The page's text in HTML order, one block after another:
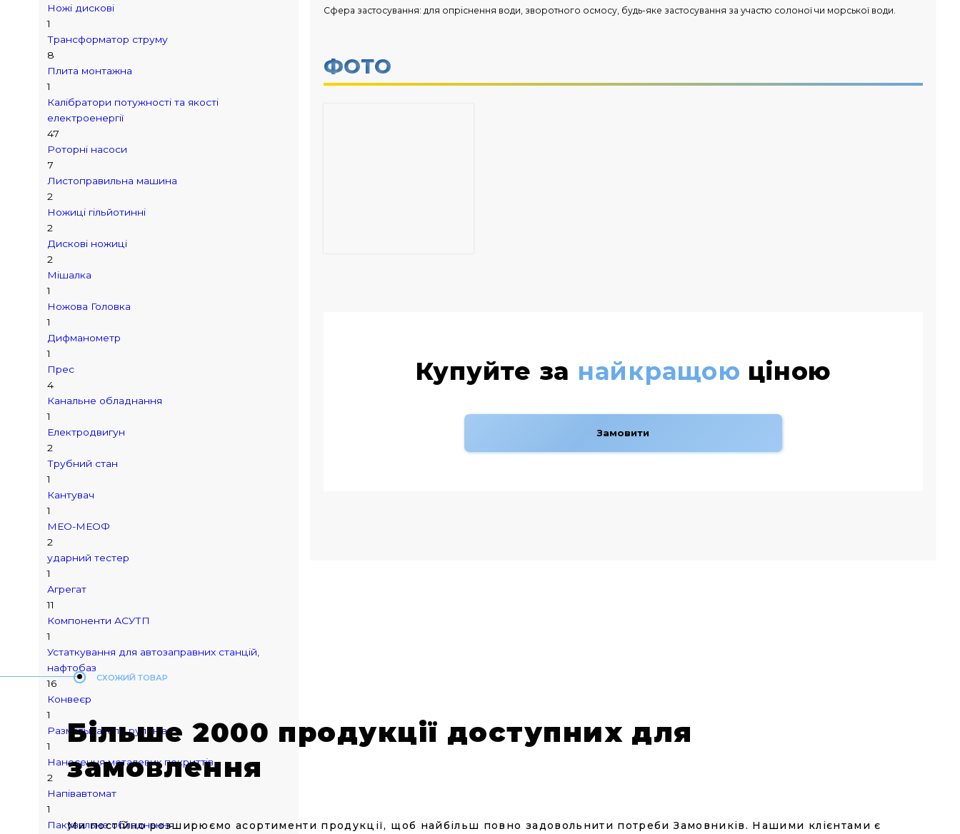
Ножі дискові
1
Трансформатор струму
8
Плита монтажна
1
Калібратори потужності та якості
електроенергії
47
Роторні насоси
7
Листоправильна машина
2
Ножиці гільйотинні
2
Дискові ножиці
2
Мішалка
1
Ножова Головка
1
Дифманометр
1
Прес
4
Канальне обладнання
1
Електродвигун
2
Трубний стан
1
Кантувач
1
МЕО-МЕОФ
2
ударний тестер
1
Агрегат
11
Компоненти АСУТП
1
Устаткування для автозаправних станцій,
нафтобаз
16
Конвеєр
1
Разматыватели рулонів
1
Нанесення металевих покриттів
2
Напівавтомат
1
Пакувальне обладнання
Сфера застосування: для опріснення води, зворотного осмосу, будь-яке застосування за участю солоної чи морської води.
ФОТО
Купуйте за найкращою ціною
Замовити
СХОЖИЙ ТОВАР
Більше 2000 продукції доступних для
замовлення
Ми постійно розширюємо асортименти продукції, щоб найбільш повно задовольнити потреби Замовників. Нашими клієнтами є